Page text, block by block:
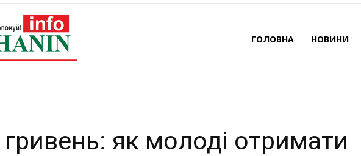
ГОЛОВНА НОВИНИ
на відкриття власної справи
як молоді отримати